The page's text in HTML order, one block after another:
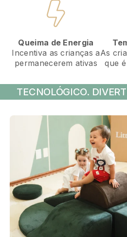
Queima de Energia
Incentiva as crianças a
permanecerem ativas
As
que
TECNOLÓGICO.